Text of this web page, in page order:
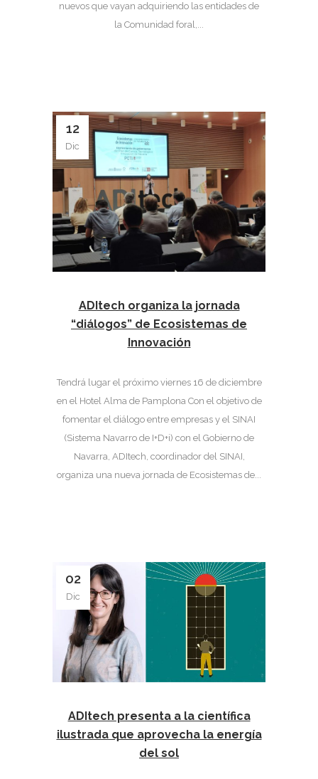
nuevos que vayan adquiriendo las entidades de
la Comunidad foral,...
12
Dic
ADItech organiza la jornada
“diálogos” de Ecosistemas de
Innovación
Tendrá lugar el próximo viernes 16 de diciembre
en el Hotel Alma de Pamplona Con el objetivo de
fomentar el diálogo entre empresas y el SINAI
(Sistema Navarro de I+D+i) con el Gobierno de
Navarra, ADItech, coordinador del SINAI,
organiza una nueva jornada de Ecosistemas de...
02
Dic
ADItech presenta a la científica
ilustrada que aprovecha la energía
del sol